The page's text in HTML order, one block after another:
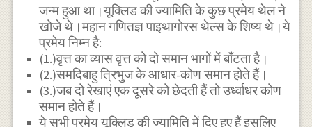
जन्म हुआ था।यूक्लिड की ज्यामिति के कुछ प्रमेय थेल ने
खोजे थे।महान गणितज्ञ पाइथागोरस थेल्स के शिष्य थे।ये
प्रमेय निम्न है:
(1.)वृत्त का व्यास वृत्त को दो समान भागों में बाँटता है।
(2.)समदिबाहु त्रिभुज के आधार-कोण समान होते हैं।
(3.)जब दो रेखाएं एक दूसरे को छेदती हैं तो उर्ध्वाधर कोण
समान होते हैं।
ये सभी प्रमेय यूक्लिड की ज्यामिति में दिए हुए हैं इसलिए